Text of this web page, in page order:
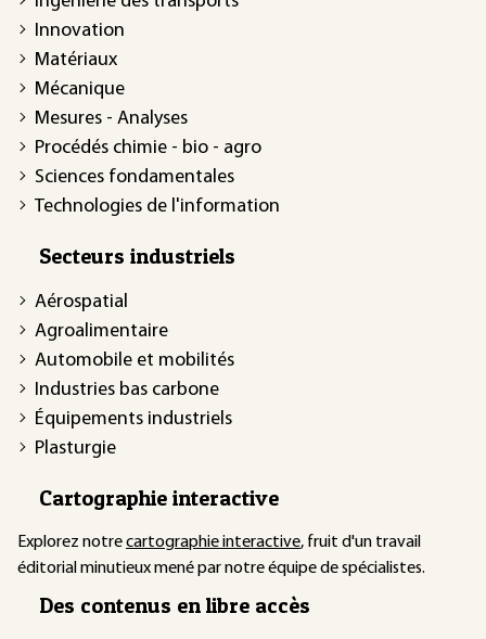
Innovation
Matériaux
Mécanique
Mesures - Analyses
Procédés chimie - bio - agro
Sciences fondamentales
Technologies de l'information
Secteurs industriels
Aérospatial
Agroalimentaire
Automobile et mobilités
Industries bas carbone
Équipements industriels
Plasturgie
Cartographie interactive
Explorez notrecartographie interactive, fruit d'un travail
éditorial minutieux mené par notre équipe de spécialistes.
Des contenus en libre accès